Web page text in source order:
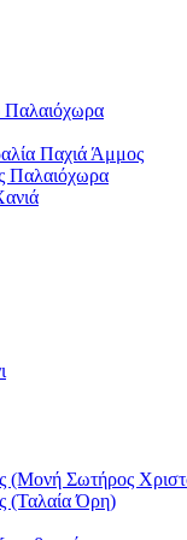
Παλαιόχωρα
Παχιά Άμμος
Παλαιόχωρα
(Μονή Σωτήρος
(Ταλαία Όρη)